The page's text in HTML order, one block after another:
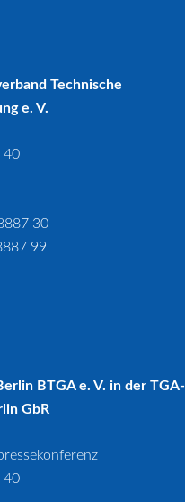
Technische
e. V.
40
30
99
BTGA e. V. in der TGA-
GbR
40